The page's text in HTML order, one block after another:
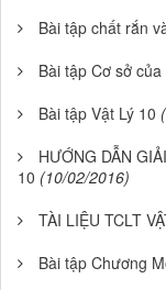
Bài tập chất rắn
Bài tập Cơ sở
Bài tập Vật Lý 10
HƯỚNG DẪN
10 (10/02/2016)
TÀI LIỆU TCLT
Bài tập Chương